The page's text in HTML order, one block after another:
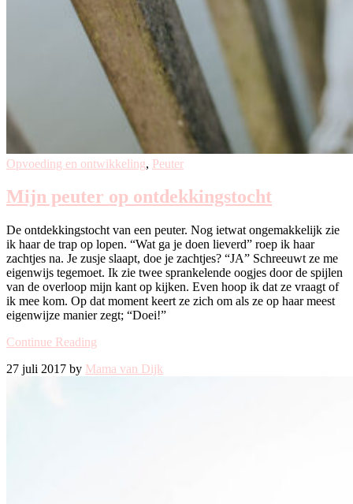
Opvoeding en ontwikkeling, Peuter
Mijn peuter op ontdekkingstocht
De ontdekkingstocht van een peuter. Nog ietwat ongemakkelijk zie
ik haar de trap op lopen. “Wat ga je doen lieverd” roep ik haar
zachtjes na. Je zusje slaapt, doe je zachtjes? “JA” Schreeuwt ze me
eigenwijs tegemoet. Ik zie twee sprankelende oogjes door de spijlen
van de overloop mijn kant op kijken. Even hoop ik dat ze vraagt of
ik mee kom. Op dat moment keert ze zich om als ze op haar meest
eigenwijze manier zegt; “Doei!”
Continue Reading
27 juli 2017 by Mama van Dijk